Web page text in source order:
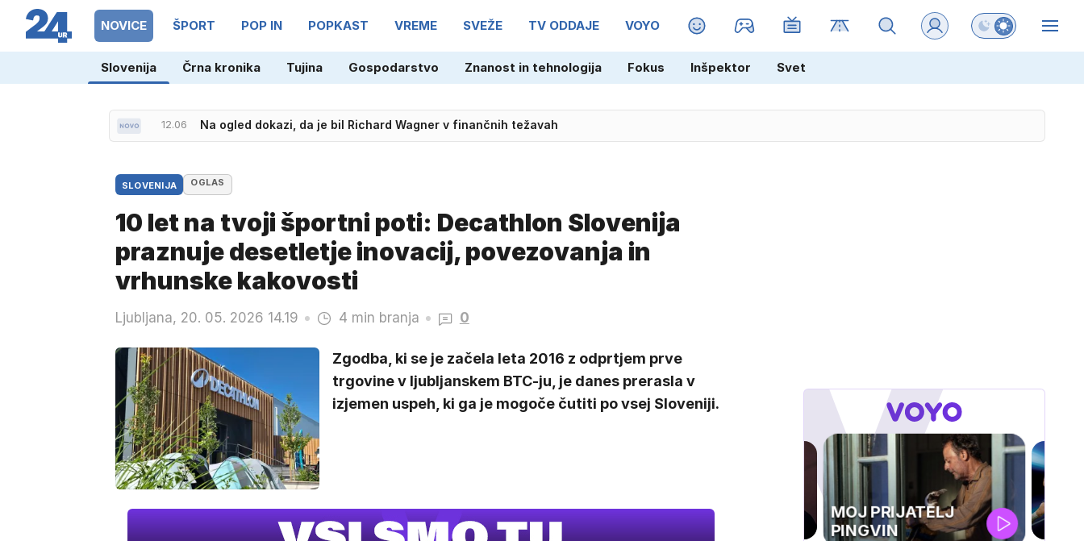
NOVICE ŠPORT POP IN POPKAST VREME SVEŽE TV ODDAJE VOYO MAGAZIN Preklopi barvni
Slovenija Črna kronika Tujina Gospodarstvo Znanost in tehnologija Fokus Inšpektor Svet
12.06 Na ogled dokazi, da je bil Richard Wagner v finančnih težavah
SLOVENIJA OGLAS
10 let na tvoji športni poti: Decathlon Slovenija
praznuje desetletje inovacij, povezovanja in
vrhunske kakovosti
Ljubljana, 20. 05. 2026 14.19 4 min branja 0
Zgodba, ki se je začela leta 2016 z odprtjem prve
trgovine v ljubljanskem BTC-ju, je danes prerasla v
izjemen uspeh, ki ga je mogoče čutiti po vsej Sloveniji.
UEFA
SUPERPOKAL